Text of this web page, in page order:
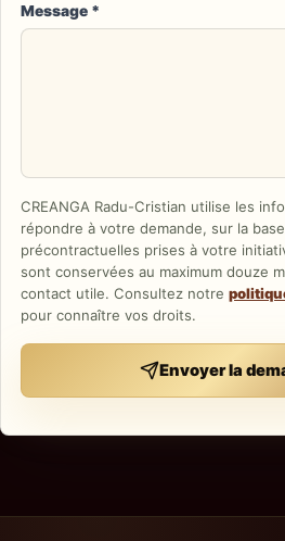
Message *
CREANGA Radu-Cristian utilise les
répondre à votre demande, sur la
précontractuelles prises à votre
sont conservées au maximum douze
contact utile. Consultez notre
pour connaître vos droits.
Envoyer la